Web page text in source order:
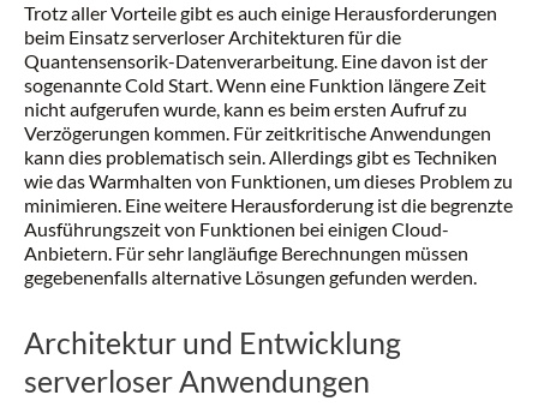
Trotz aller Vorteile gibt es auch einige Herausforderungen
beim Einsatz serverloser Architekturen für die
Quantensensorik-Datenverarbeitung. Eine davon ist der
sogenannte Cold Start. Wenn eine Funktion längere Zeit
nicht aufgerufen wurde, kann es beim ersten Aufruf zu
Verzögerungen kommen. Für zeitkritische Anwendungen
kann dies problematisch sein. Allerdings gibt es Techniken
wie das Warmhalten von Funktionen, um dieses Problem zu
minimieren. Eine weitere Herausforderung ist die begrenzte
Ausführungszeit von Funktionen bei einigen Cloud-
Anbietern. Für sehr langläufige Berechnungen müssen
gegebenenfalls alternative Lösungen gefunden werden.
Architektur und Entwicklung
serverloser Anwendungen